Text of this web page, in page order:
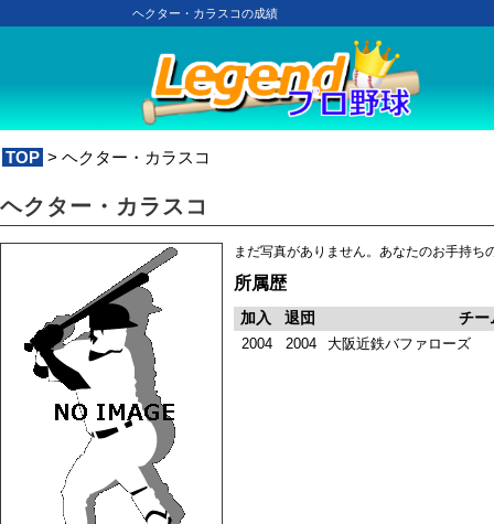
ヘクター・カラスコの成績
TOP > ヘクター・カラスコ
ヘクター・カラスコ
まだ写真がありません。あなたのお手持ち
所属歴
加入 退団 チー
2004 2004 大阪近鉄バファローズ